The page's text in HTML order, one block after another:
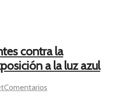
contra la
a la luz azul
Comentarios